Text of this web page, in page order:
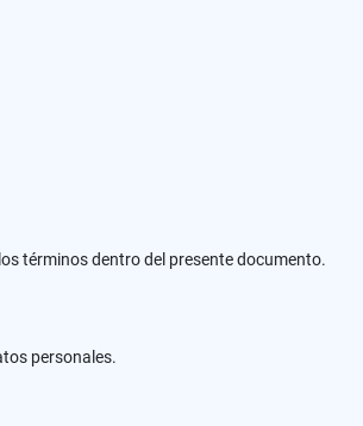
términos dentro del presente documento.
personales.